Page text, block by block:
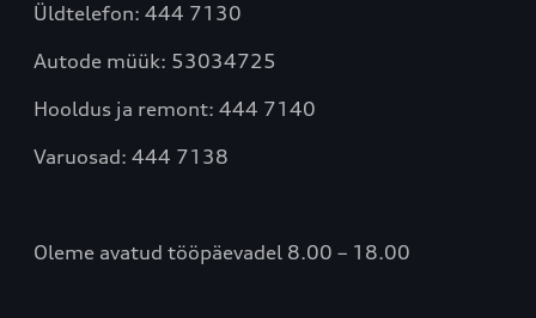
Üldtelefon: 444 7130
Autode müük: 53034725
Hooldus ja remont: 444 7140
Varuosad: 444 7138
Oleme avatud tööpäevadel 8.00 – 18.00